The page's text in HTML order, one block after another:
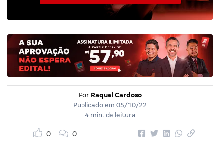
Por Raquel Cardoso
Publicado em 05/10/22
4 min. de leitura
0 0